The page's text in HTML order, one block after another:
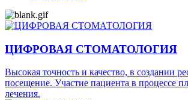
ЦИФРОВАЯ СТОМАТОЛОГИЯ
Высокая точность и качество, в создании
посещение. Участие пациента в процессе
лечения.